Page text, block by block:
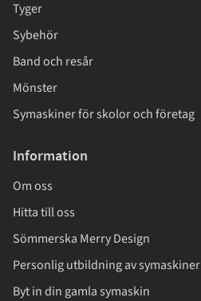
Tyger
Sybehör
Band och resår
Mönster
Symaskiner för skolor och företag
Information
Om oss
Hitta till oss
Sömmerska Merry Design
Personlig utbildning av symaskiner
Byt in din gamla symaskin